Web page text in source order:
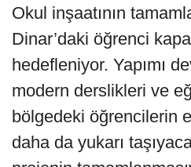
Okul inşaatının
Dinar’daki öğrenci
hedefleniyor. Yapımı
modern derslikleri ve
bölgedeki öğrencilerin
daha da yukarı